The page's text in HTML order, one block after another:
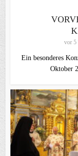
vor 5
Ein besonderes
Oktober